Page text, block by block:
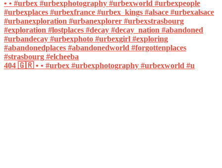
404 🇬🇷 • • #urbex #urbexphotography #urbexworld #u